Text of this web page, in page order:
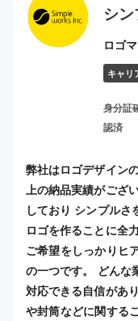
シ
ロゴ
キャリ
身分証
認済
弊社はロゴデザイン
上の納品実績がござ
しており シンプルさ
ロゴを作ることに全
ご希望をしっかりヒ
の一つです。 どんな
対応できる自信があ
や封筒などに関する